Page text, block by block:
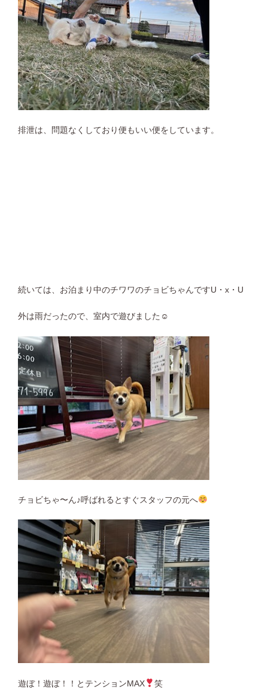
排泄は、問題なくしており便もいい便をしています。
続いては、お泊まり中のチワワのチョビちゃんですU・x・U
外は雨だったので、室内で遊びました☺︎
チョビちゃ〜ん♪呼ばれるとすぐスタッフの元へ
遊ぼ！遊ぼ！！とテンションMAX 笑